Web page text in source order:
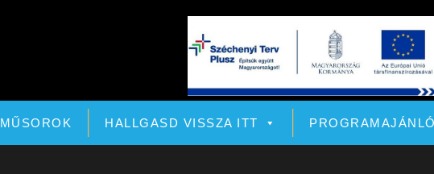
MŰSOROK HALLGASD VISSZA ITT PROGRAMAJÁNLÓ